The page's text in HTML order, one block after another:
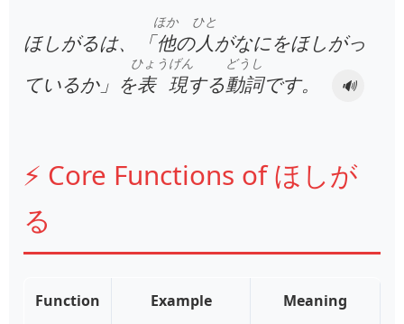
ほしがるは、「他
ほか
の人
ひと
がなにをほしがっ
ているか」を表現
ひょうげん
する動詞
どうし
です。 🔊
⚡ Core Functions of ほしが
る
Function Example Meaning